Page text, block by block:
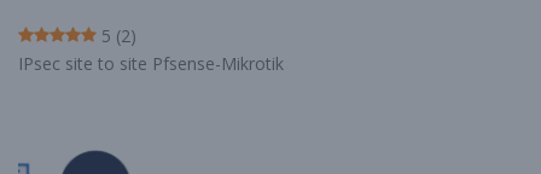
5 (2)
IPsec site to site Pfsense-Mikrotik